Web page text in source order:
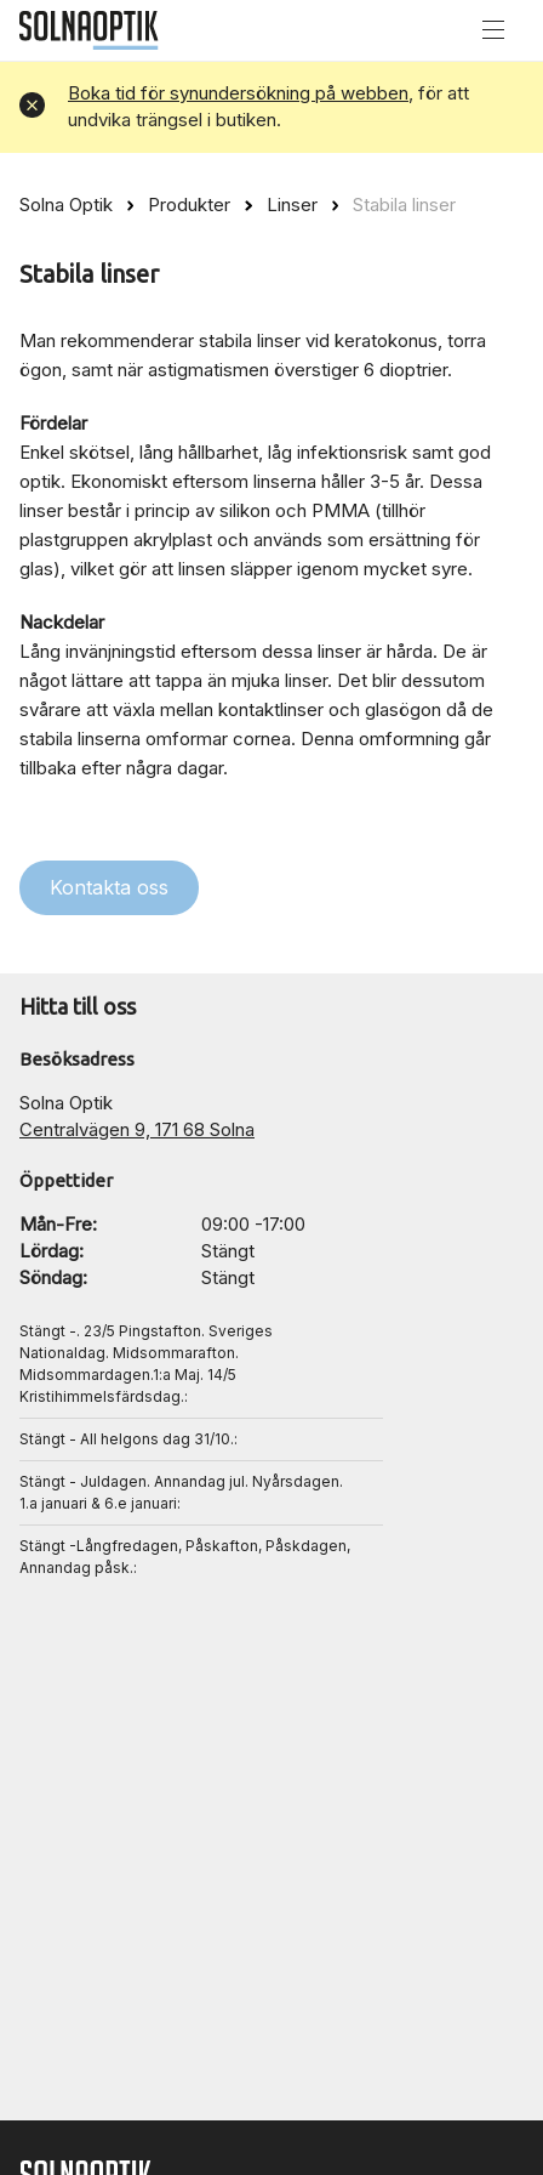
Boka tid för synundersökning på webben, för att
undvika trängsel i butiken.
Avvisa
Solna Optik Produkter Linser Stabila linser
Stabila linser
Man rekommenderar stabila linser vid keratokonus, torra
ögon, samt när astigmatismen överstiger 6 dioptrier.
Fördelar
Enkel skötsel, lång hållbarhet, låg infektionsrisk samt god
optik. Ekonomiskt eftersom linserna håller 3-5 år. Dessa
linser består i princip av silikon och PMMA (tillhör
plastgruppen akrylplast och används som ersättning för
glas), vilket gör att linsen släpper igenom mycket syre.
Nackdelar
Lång invänjningstid eftersom dessa linser är hårda. De är
något lättare att tappa än mjuka linser. Det blir dessutom
svårare att växla mellan kontaktlinser och glasögon då de
stabila linserna omformar cornea. Denna omformning går
tillbaka efter några dagar.
Kontakta oss
Hitta till oss
Besöksadress
Solna Optik
Centralvägen 9, 171 68 Solna
Öppettider
Mån-Fre:
09:00 -17:00
Lördag:
Stängt
Söndag:
Stängt
Stängt -. 23/5 Pingstafton. Sveriges
Nationaldag. Midsommarafton.
Midsommardagen.1:a Maj. 14/5
Kristihimmelsfärdsdag.:
Stängt - All helgons dag 31/10.:
Stängt - Juldagen. Annandag jul. Nyårsdagen.
1.a januari & 6.e januari:
Stängt -Långfredagen, Påskafton, Påskdagen,
Annandag påsk.: